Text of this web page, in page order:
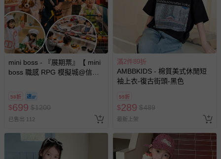
mini boss - 『展期票』【 mini
boss 職感 RPG 模擬城@信義
券，於展期現場憑訂單編號兌
換，依現場梯次安排入場，逾
期作廢) (兒童票(2歲以上)贈一
名陪伴成人)
58折
$699 $1200
已售出 112
滿2件89折
AMBBKIDS - 棉質美式休閒短
袖上衣-復古街頭-黑色
59折
$289 $489
最新上架